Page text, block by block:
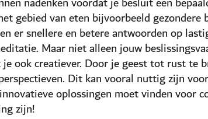
gebied van eten bijvoorbeeld gezondere
er snellere en betere antwoorden op
Maar niet alleen jouw
ook creatiever. Door je geest tot rust te
Dit kan vooral nuttig zijn
oplossingen moet vinden voor
zijn!